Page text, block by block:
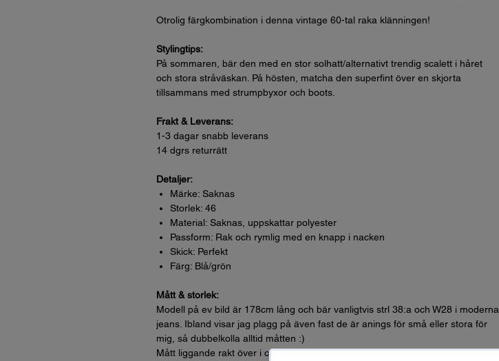
Otrolig färgkombination i denna vintage 60-tal raka klänningen!
Stylingtips:
På sommaren, bär den med en stor solhatt/alternativt trendig scalett i håret
och stora stråväskan. På hösten, matcha den superfint över en skjorta
tillsammans med strumpbyxor och boots.
Frakt & Leverans:
1-3 dagar snabb leverans
14 dgrs returrätt
Detaljer:
Märke: Saknas
Storlek: 46
Material: Saknas, uppskattar polyester
Passform: Rak och rymlig med en knapp i nacken
Skick: Perfekt
Färg: Blå/grön
Mått & storlek:
Modell på ev bild är 178cm lång och bär vanligtvis strl 38:a och W28 i moderna
jeans. Ibland visar jag plagg på även fast de är anings för små eller stora för
mig, så dubbelkolla alltid måtten :)
Mått liggande rakt över i cm (dvs *2 för omkrets):